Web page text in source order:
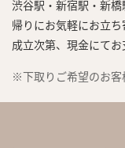
渋谷駅・新宿駅・新
帰りにお気軽にお立
成立次第、現金にてお
※下取りご希望のお客